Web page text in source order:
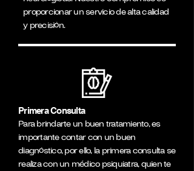
proporcionar un servicio de alta calidad
y precisión.
Primera Consulta
Para brindarte un buen tratamiento, es
importante contar con un buen
diagnóstico, por ello, la primera consulta se
realiza con un médico psiquiatra, quien te